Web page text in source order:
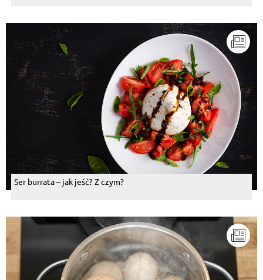
Ser burrata – jak jeść? Z czym?